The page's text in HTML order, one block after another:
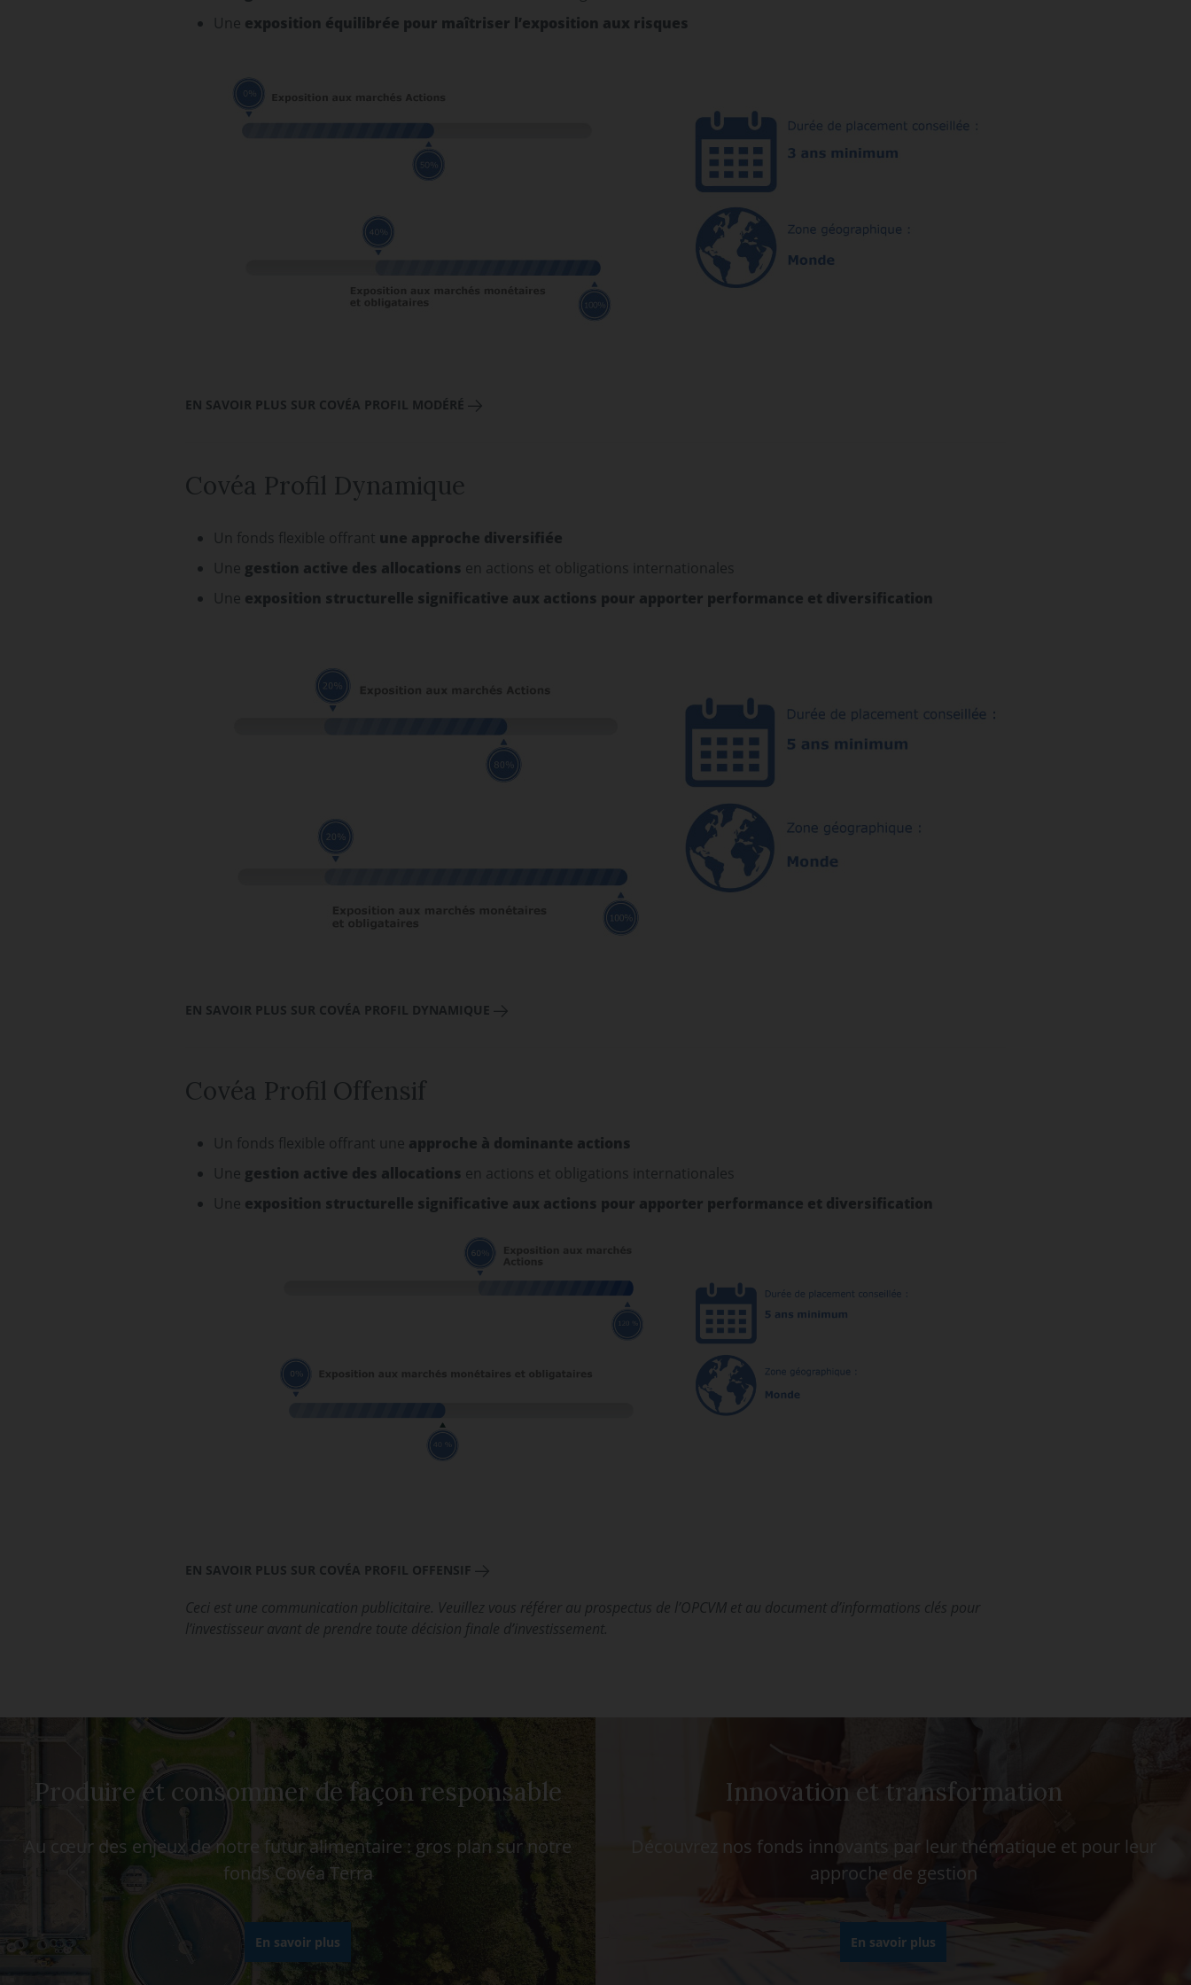
Une exposition équilibrée pour maîtriser l’exposition aux risques
EN SAVOIR PLUS SUR COVÉA PROFIL MODÉRÉ
Covéa Profil Dynamique
Un fonds flexible offrant une approche diversifiée
Une gestion active des allocations en actions et obligations internationales
Une exposition structurelle significative aux actions pour apporter performance et diversification
EN SAVOIR PLUS SUR COVÉA PROFIL DYNAMIQUE
Covéa Profil Offensif
Un fonds flexible offrant une approche à dominante actions
Une gestion active des allocations en actions et obligations internationales
Une exposition structurelle significative aux actions pour apporter performance et diversification
EN SAVOIR PLUS SUR COVÉA PROFIL OFFENSIF
Ceci est une communication publicitaire. Veuillez vous référer au prospectus de l’OPCVM et au document d’informations clés pour
l’investisseur avant de prendre toute décision finale d’investissement.
Produire et consommer de façon responsable
Au cœur des enjeux de notre futur alimentaire : gros plan sur notre
fonds Covéa Terra
En savoir plus
Innovation et transformation
Découvrez nos fonds innovants par leur thématique et pour leur
approche de gestion
En savoir plus